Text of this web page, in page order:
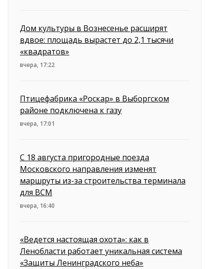
Дом культуры в Вознесенье расширят
вдвое: площадь вырастет до 2,1 тысячи
«квадратов»
вчера, 17:22
Птицефабрика «Роскар» в Выборгском
районе подключена к газу
вчера, 17:01
С 18 августа пригородные поезда
Московского направления изменят
маршруты из-за строительства терминала
для ВСМ
вчера, 16:40
«Ведется настоящая охота»: как в
Ленобласти работает уникальная система
«Защиты Ленинградского неба»